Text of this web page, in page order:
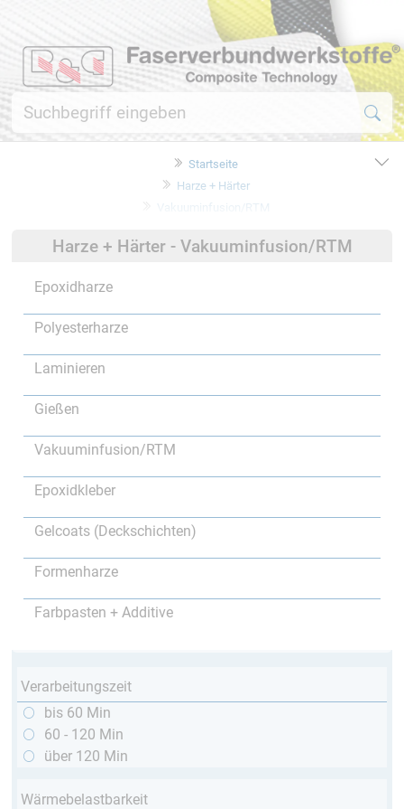
Startseite
Harze + Härter
Vakuuminfusion/RTM
Harze + Härter - Vakuuminfusion/RTM
Epoxidharze
Polyesterharze
Laminieren
Gießen
Vakuuminfusion/RTM
Epoxidkleber
Gelcoats (Deckschichten)
Formenharze
Farbpasten + Additive
Verarbeitungszeit
bis 60 Min
60 - 120 Min
über 120 Min
Wärmebelastbarkeit